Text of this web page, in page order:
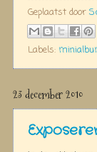
Geplaatst door
Labels:
23 december 2010